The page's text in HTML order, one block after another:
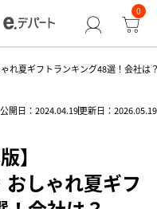
0
れ夏ギフトランキング48選！会社は
公開日：2024.04.19更新日：2026.05.19
】
しゃれ夏ギフ